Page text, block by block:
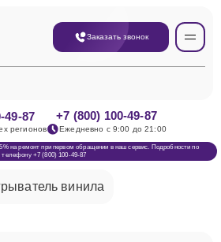
Заказать звонок
49-87
регионов
+7 (800) 100-49-87
Ежедневно с 9:00 до 21:00
на ремонт при первом обращении в наш сервис. Подробности по
телефону +7 (800) 100-49-87
винила